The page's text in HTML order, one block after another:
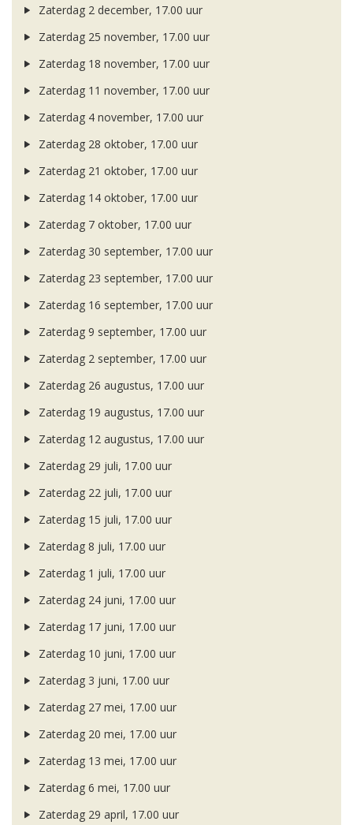
Zaterdag 2 december, 17.00 uur
Zaterdag 25 november, 17.00 uur
Zaterdag 18 november, 17.00 uur
Zaterdag 11 november, 17.00 uur
Zaterdag 4 november, 17.00 uur
Zaterdag 28 oktober, 17.00 uur
Zaterdag 21 oktober, 17.00 uur
Zaterdag 14 oktober, 17.00 uur
Zaterdag 7 oktober, 17.00 uur
Zaterdag 30 september, 17.00 uur
Zaterdag 23 september, 17.00 uur
Zaterdag 16 september, 17.00 uur
Zaterdag 9 september, 17.00 uur
Zaterdag 2 september, 17.00 uur
Zaterdag 26 augustus, 17.00 uur
Zaterdag 19 augustus, 17.00 uur
Zaterdag 12 augustus, 17.00 uur
Zaterdag 29 juli, 17.00 uur
Zaterdag 22 juli, 17.00 uur
Zaterdag 15 juli, 17.00 uur
Zaterdag 8 juli, 17.00 uur
Zaterdag 1 juli, 17.00 uur
Zaterdag 24 juni, 17.00 uur
Zaterdag 17 juni, 17.00 uur
Zaterdag 10 juni, 17.00 uur
Zaterdag 3 juni, 17.00 uur
Zaterdag 27 mei, 17.00 uur
Zaterdag 20 mei, 17.00 uur
Zaterdag 13 mei, 17.00 uur
Zaterdag 6 mei, 17.00 uur
Zaterdag 29 april, 17.00 uur